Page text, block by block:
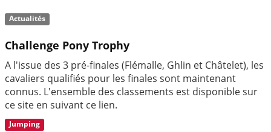
Actualités
Challenge Pony Trophy
A l'issue des 3 pré-finales (Flémalle, Ghlin et Châtelet), les
cavaliers qualifiés pour les finales sont maintenant
connus. L'ensemble des classements est disponible sur
ce site en suivant ce lien.
Jumping